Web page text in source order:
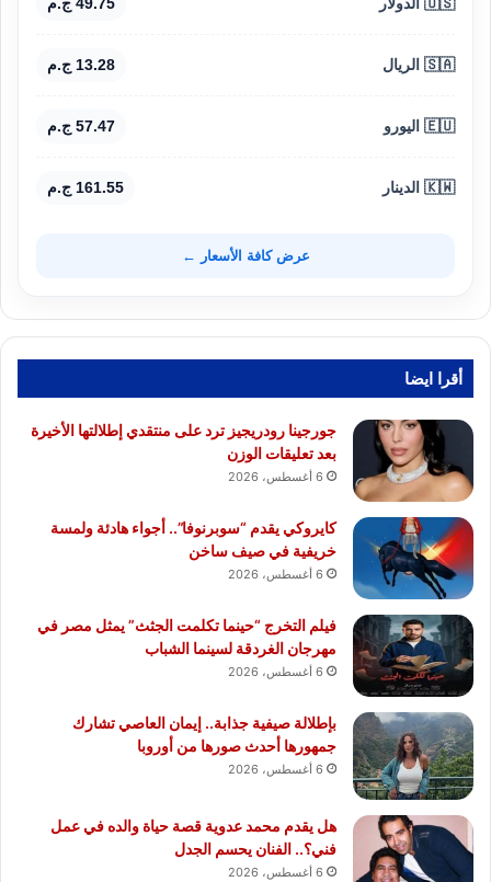
🇺🇸 الدولار 49.75 ج.م
🇸🇦 الريال 13.28 ج.م
🇪🇺 اليورو 57.47 ج.م
🇰🇼 الدينار 161.55 ج.م
عرض كافة الأسعار ←
أقرا ايضا
جورجينا رودريجيز ترد على منتقدي إطلالتها الأخيرة
بعد تعليقات الوزن
6 أغسطس، 2026
كايروكي يقدم “سوبرنوفا”.. أجواء هادئة ولمسة
خريفية في صيف ساخن
6 أغسطس، 2026
فيلم التخرج “حينما تكلمت الجثث” يمثل مصر في
مهرجان الغردقة لسينما الشباب
6 أغسطس، 2026
بإطلالة صيفية جذابة.. إيمان العاصي تشارك
جمهورها أحدث صورها من أوروبا
6 أغسطس، 2026
هل يقدم محمد عدوية قصة حياة والده في عمل
فني؟.. الفنان يحسم الجدل
6 أغسطس، 2026